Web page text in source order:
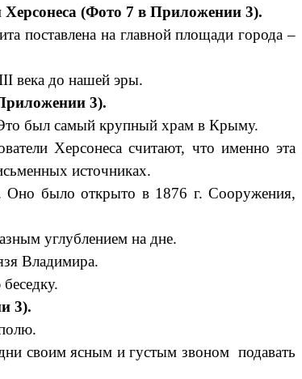
Херсонеса (Фото 7 в Приложении 3).
поставлена на главной площади города –
века до нашей эры.
3).
был самый крупный храм в Крыму.
Херсонеса считают, что именно эта
источниках.
Оно было открыто в 1876 г. Сооружения,
углублением на дне.
Владимира.
3).
своим ясным и густым звоном подавать